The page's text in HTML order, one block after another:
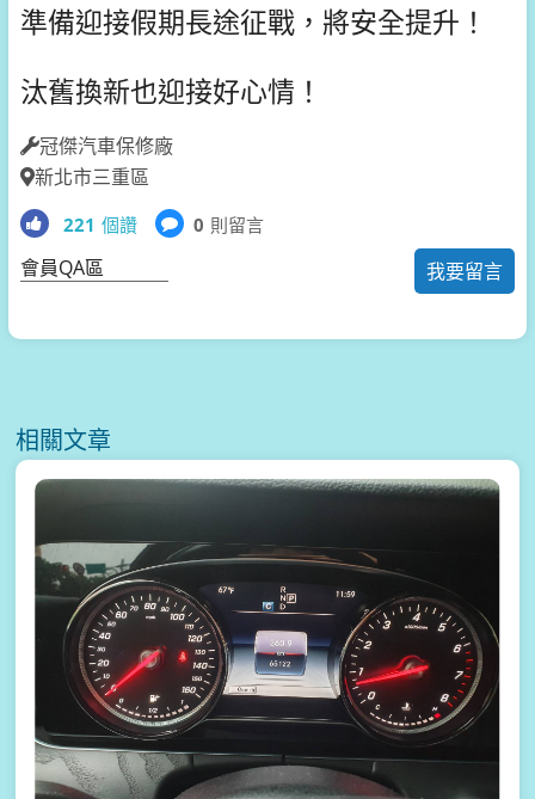
準備迎接假期長途征戰，將安全提升！
汰舊換新也迎接好心情！
冠傑汽車保修廠
新北市三重區
221 個讚 0 則留言
我要留言
會員QA區
相關文章